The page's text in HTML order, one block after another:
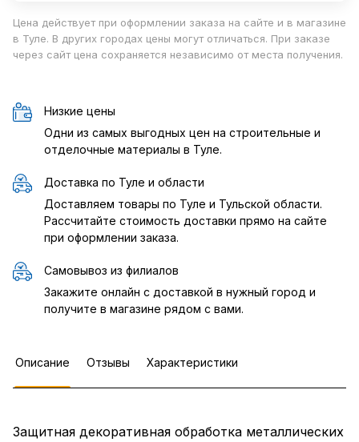
Цена действует при оформлении заказа на сайте и в магазине
в Туле. В других городах цены могут отличаться. При заказе
через сайт цена сохраняется независимо от места получения.
Низкие цены
Одни из самых выгодных цен на строительные и
отделочные материалы в Туле.
Доставка по Туле и области
Доставляем товары по Туле и Тульской области.
Рассчитайте стоимость доставки прямо на сайте
при оформлении заказа.
Самовывоз из филиалов
Закажите онлайн с доставкой в нужный город и
получите в магазине рядом с вами.
Описание Отзывы Характеристики
Защитная декоративная обработка металлических